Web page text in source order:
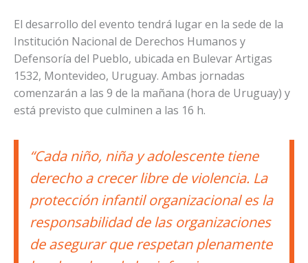
El desarrollo del evento tendrá lugar en la sede de la
Institución Nacional de Derechos Humanos y
Defensoría del Pueblo, ubicada en Bulevar Artigas
1532, Montevideo, Uruguay. Ambas jornadas
comenzarán a las 9 de la mañana (hora de Uruguay) y
está previsto que culminen a las 16 h.
“Cada niño, niña y adolescente tiene
derecho a crecer libre de violencia. La
protección infantil organizacional es la
responsabilidad de las organizaciones
de asegurar que respetan plenamente